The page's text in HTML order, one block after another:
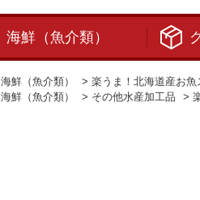
海鮮（魚介類）
海鮮（魚介類） > 楽うま！北海道産お
海鮮（魚介類） > その他水産加工品 >